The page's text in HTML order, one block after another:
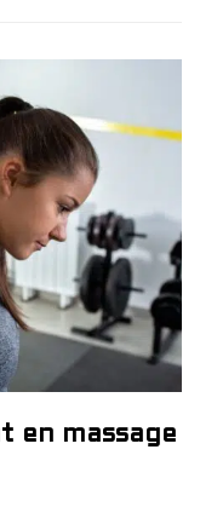
en massage